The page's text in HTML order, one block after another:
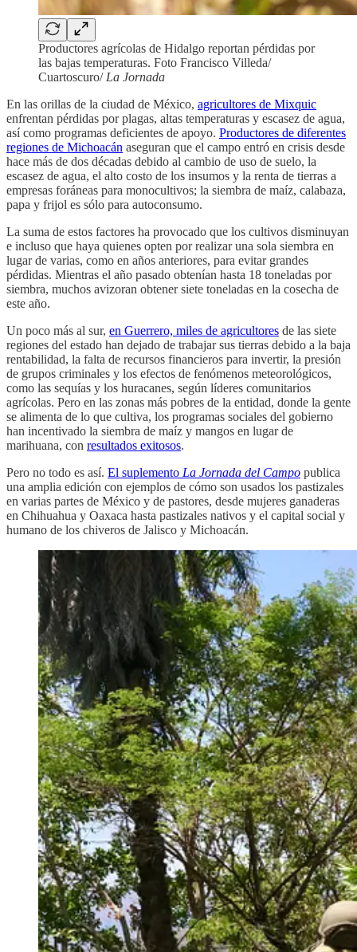
Productores agrícolas de Hidalgo reportan pérdidas por
las bajas temperaturas. Foto Francisco Villeda/
Cuartoscuro/ La Jornada
En las orillas de la ciudad de México, agricultores de Mixquic
enfrentan pérdidas por plagas, altas temperaturas y escasez de agua,
así como programas deficientes de apoyo. Productores de diferentes
regiones de Michoacán aseguran que el campo entró en crisis desde
hace más de dos décadas debido al cambio de uso de suelo, la
escasez de agua, el alto costo de los insumos y la renta de tierras a
empresas foráneas para monocultivos; la siembra de maíz, calabaza,
papa y frijol es sólo para autoconsumo.
La suma de estos factores ha provocado que los cultivos disminuyan
e incluso que haya quienes opten por realizar una sola siembra en
lugar de varias, como en años anteriores, para evitar grandes
pérdidas. Mientras el año pasado obtenían hasta 18 toneladas por
siembra, muchos avizoran obtener siete toneladas en la cosecha de
este año.
Un poco más al sur, en Guerrero, miles de agricultores de las siete
regiones del estado han dejado de trabajar sus tierras debido a la baja
rentabilidad, la falta de recursos financieros para invertir, la presión
de grupos criminales y los efectos de fenómenos meteorológicos,
como las sequías y los huracanes, según líderes comunitarios
agrícolas. Pero en las zonas más pobres de la entidad, donde la gente
se alimenta de lo que cultiva, los programas sociales del gobierno
han incentivado la siembra de maíz y mangos en lugar de
marihuana, con resultados exitosos.
Pero no todo es así. El suplemento La Jornada del Campo publica
una amplia edición con ejemplos de cómo son usados los pastizales
en varias partes de México y de pastores, desde mujeres ganaderas
en Chihuahua y Oaxaca hasta pastizales nativos y el capital social y
humano de los chiveros de Jalisco y Michoacán.